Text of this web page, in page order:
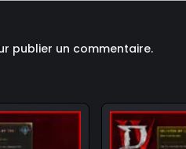
publier un commentaire.